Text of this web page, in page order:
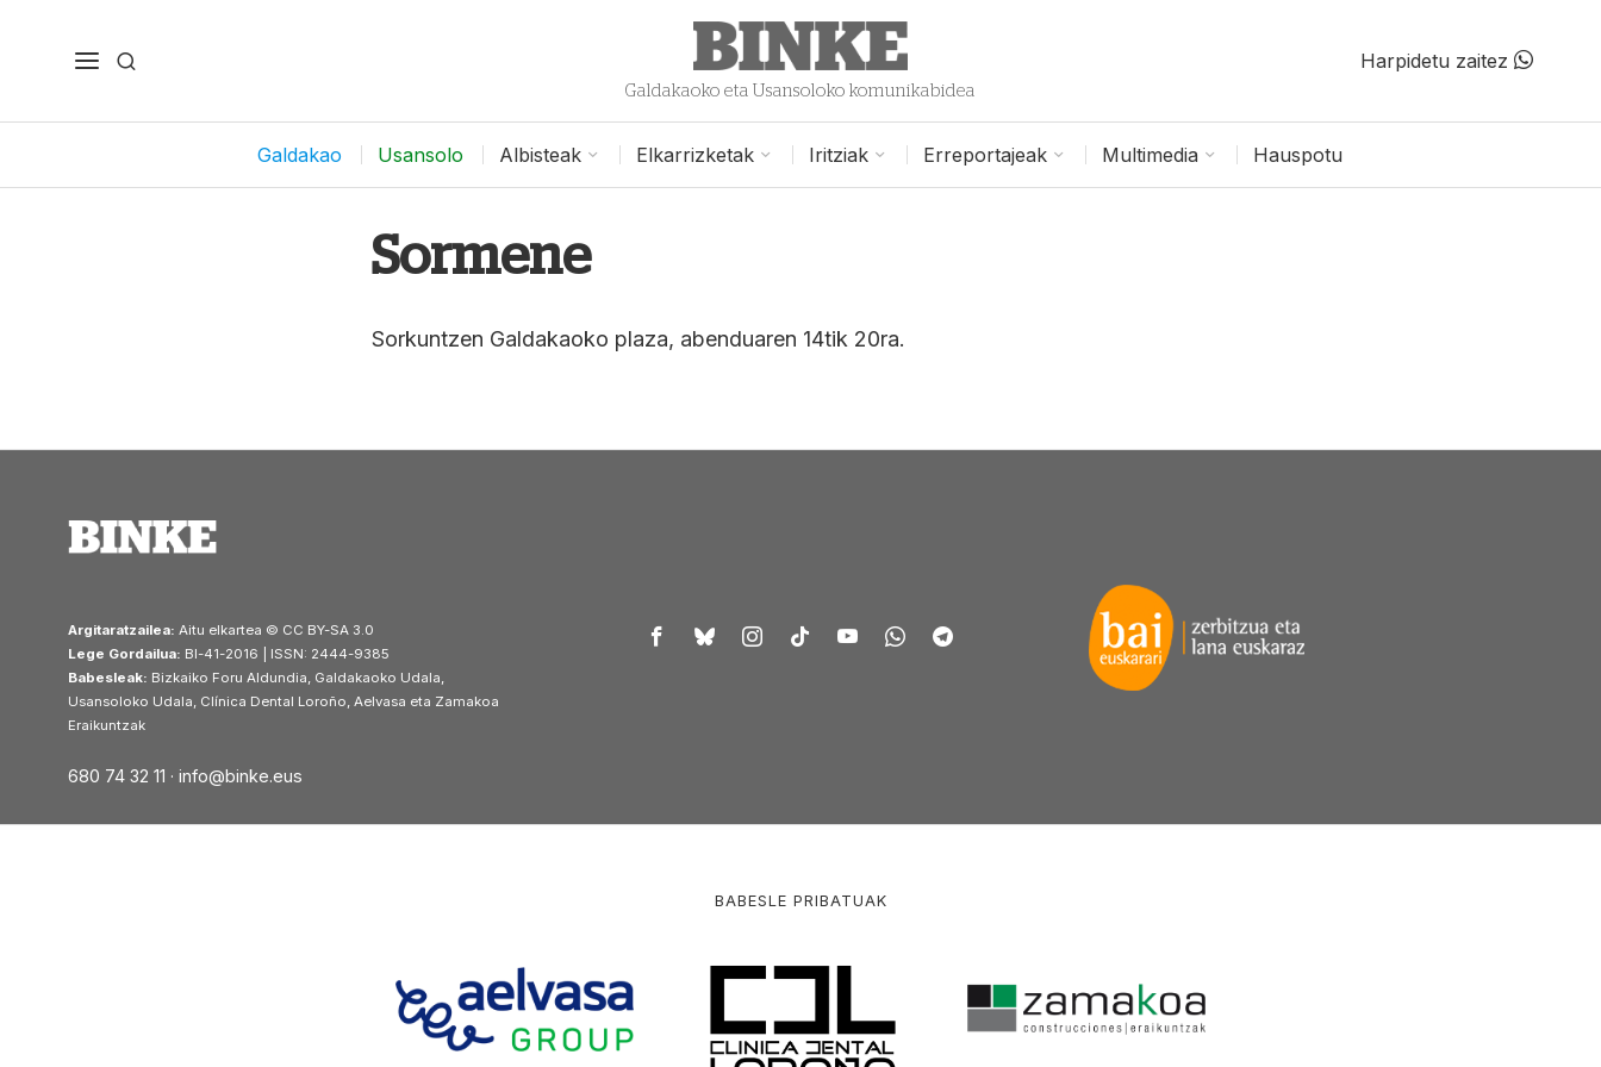
Galdakaoko eta Usansoloko komunikabidea
Harpidetu zaitez
Galdakao Usansolo Albisteak Elkarrizketak Iritziak Erreportajeak Multimedia Hauspotu
Sormene
Sorkuntzen Galdakaoko plaza, abenduaren 14tik 20ra.
Argitaratzailea: Aitu elkartea © CC BY-SA 3.0
Lege Gordailua: BI-41-2016 | ISSN: 2444-9385
Babesleak: Bizkaiko Foru Aldundia, Galdakaoko Udala,
Usansoloko Udala, Clínica Dental Loroño, Aelvasa eta Zamakoa
Eraikuntzak
680 74 32 11 · info@binke.eus
BABESLE PRIBATUAK